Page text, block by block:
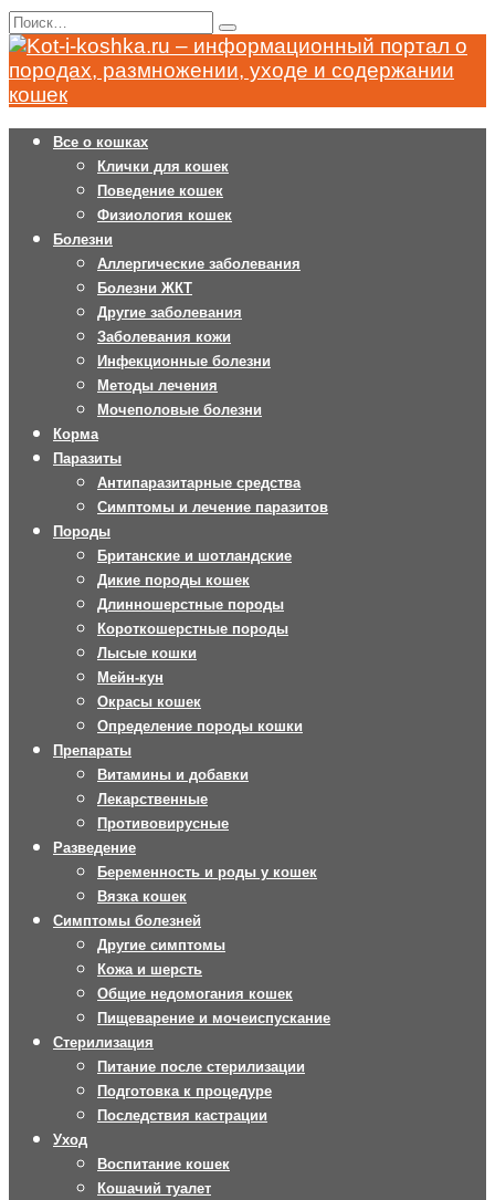
Перейти
к
содержанию
Search
for:
Все о кошках
Клички для кошек
Поведение кошек
Физиология кошек
Болезни
Аллергические заболевания
Болезни ЖКТ
Другие заболевания
Заболевания кожи
Инфекционные болезни
Методы лечения
Мочеполовые болезни
Корма
Паразиты
Антипаразитарные средства
Симптомы и лечение паразитов
Породы
Британские и шотландские
Дикие породы кошек
Длинношерстные породы
Короткошерстные породы
Лысые кошки
Мейн-кун
Окрасы кошек
Определение породы кошки
Препараты
Витамины и добавки
Лекарственные
Противовирусные
Разведение
Беременность и роды у кошек
Вязка кошек
Симптомы болезней
Другие симптомы
Кожа и шерсть
Общие недомогания кошек
Пищеварение и мочеиспускание
Стерилизация
Питание после стерилизации
Подготовка к процедуре
Последствия кастрации
Уход
Воспитание кошек
Кошачий туалет